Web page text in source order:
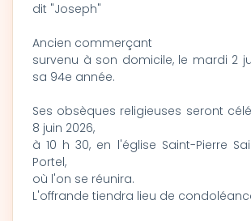
dit "Joseph"
Ancien commerçant
survenu à son domicile, le mardi 2
sa 94e année.
Ses obsèques religieuses seront
8 juin 2026,
à 10 h 30, en l'église Saint-Pierre
Portel,
où l'on se réunira.
L'offrande tiendra lieu de